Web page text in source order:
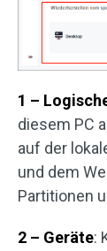
1 –
diesem PC
auf der
und dem
Partitionen
2 – Geräte: